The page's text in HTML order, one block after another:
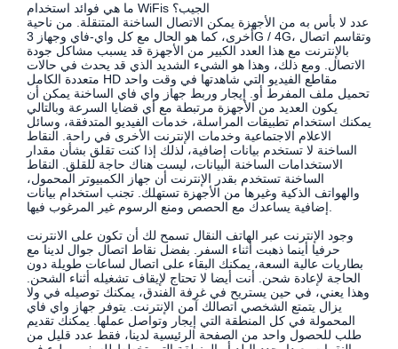
ما هي فوائد استخدام WiFis الجيب؟
عدد لا بأس به من الأجهزة يمكن الاتصال الساخنة المتنقلة. من ناحية
أخرى، كما هو الحال مع كل واي-فاي وجهاز 3G / 4G، وتقاسم اتصال
بالإنترنت مع هذا العدد الكبير من الأجهزة قد يسبب مشاكل جودة
الاتصال. ومع ذلك، وهذا هو الشيء الشديد الذي قد يحدث في حالات
متعددة الكامل HD مقاطع الفيديو التي شاهدتها في وقت واحد
تحميل ملف المفرط أو. إيجار وربط جهاز واي فاي الساخنة يمكن أن
يكون العديد من الأجهزة مرتبطة مع أي قضايا السرعة وبالتالي
يمكنك استخدام تطبيقات المراسلة، خدمات الفيديو المتدفقة، وسائل
الاعلام الاجتماعية وخدمات الإنترنت الأخرى في راحة. النقاط
الساخنة لا تستخدم بيانات إضافية، لذلك إذا كنت تقلق بشأن مقدار
الاستخدامات الساخنة البيانات، ليست هناك حاجة للقلق. النقاط
الساخنة تستخدم بقدر الإنترنت أن جهاز الكمبيوتر المحمول،
والهواتف الذكية وغيرها من الأجهزة تستهلك. تجنب استخدام بيانات
وجود الإنترنت عبر الهاتف النقال تسمح لك أن تكون على الانترنت
حرفيا أينما ذهبت أثناء السفر. بفضل نقاط اتصال جوال لدينا مع
بطاريات عالية السعة، يمكنك البقاء على اتصال لساعات طويلة دون
الحاجة لإعادة شحن. أنت أيضا لا تحتاج لإيقاف تشغيله أثناء الشحن.
وهذا يعني، في حين يستريح في غرفة الفندق، يمكنك توصيله في ولا
يزال يتمتع الشخصي اتصالك آمن الإنترنت. يتوفر جهاز واي فاي
المحمولة في كل المنطقة التي إيجار وتواصل عملها. يمكنك تقديم
طلب للحصول واحد من الصفحة الرئيسية لدينا، فقط عدد قليل من